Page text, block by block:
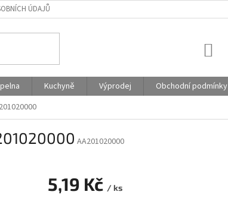
ÚDAJŮ
Kuchyně Výprodej Obchodní podmínky
AA201020000
5,19 Kč / ks